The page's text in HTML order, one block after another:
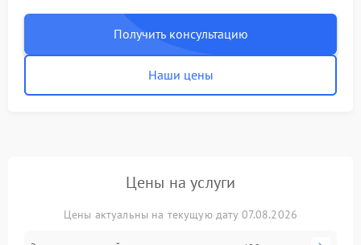
Получить консультацию
Наши цены
Цены на услуги
Цены актуальны на текущую дату 07.08.2026